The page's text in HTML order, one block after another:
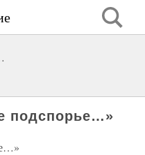
подспорье…»